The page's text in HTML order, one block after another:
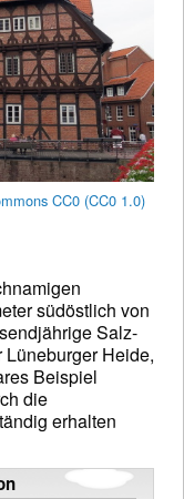
CC0 (CC0 1.0)
südöstlich von
Salz-
Heide,
Beispiel
die
erhalten